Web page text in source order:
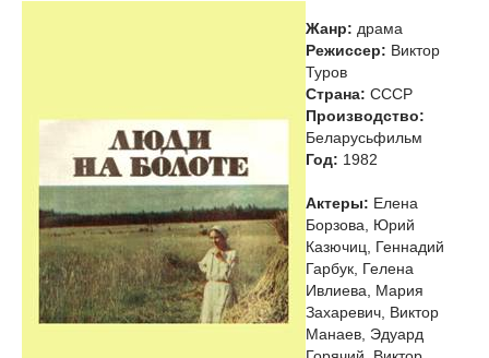
Жанр: драма
Режиссер: Виктор
Туров
Страна: СССР
Производство:
Беларусьфильм
Год: 1982
Актеры: Елена
Борзова, Юрий
Казючиц, Геннадий
Гарбук, Гелена
Ивлиева, Мария
Захаревич, Виктор
Манаев, Эдуард